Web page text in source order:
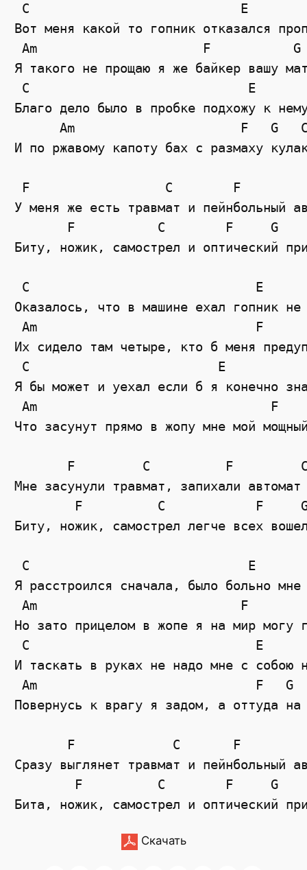
C                            E
Вот меня какой то гопник отказался
Am                      F           G
Я такого не прощаю я же байкер вашу
C                             E
Благо дело было в пробке подхожу к
Am                      F   G
И по ржавому капоту бах с размаху
F                  C        F
У меня же есть травмат и пейнбольный
F           C        F     G
Биту, ножик, самострел и оптический
C                              E
Оказалось, что в машине ехал гопник
Am                             F
Их сидело там четыре, кто б меня
C                         E
Я бы может и уехал если б я конечно
Am                               F
Что засунут прямо в жопу мне мой
F         C          F
Мне засунули травмат, запихали
F          C            F
Биту, ножик, самострел легче всех
C                             E
Я расстроился сначала, было больно
Am                           F
Но зато прицелом в жопе я на мир могу
C                              E
И таскать в руках не надо мне с собою
Am                             F   G
Повернусь к врагу я задом, а оттуда
F             C       F
Сразу выглянет травмат и пейнбольный
F          C        F     G
Скачать